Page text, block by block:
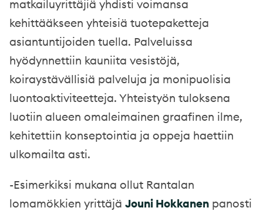
matkailuyrittäjiä yhdisti voimansa
kehittääkseen yhteisiä tuotepaketteja
asiantuntijoiden tuella. Palveluissa
hyödynnettiin kauniita vesistöjä,
koiraystävällisiä palveluja ja monipuolisia
luontoaktiviteetteja. Yhteistyön tuloksena
luotiin alueen omaleimainen graafinen ilme,
kehitettiin konseptointia ja oppeja haettiin
ulkomailta asti.
-Esimerkiksi mukana ollut Rantalan
lomamökkien yrittäjä Jouni Hokkanen panosti